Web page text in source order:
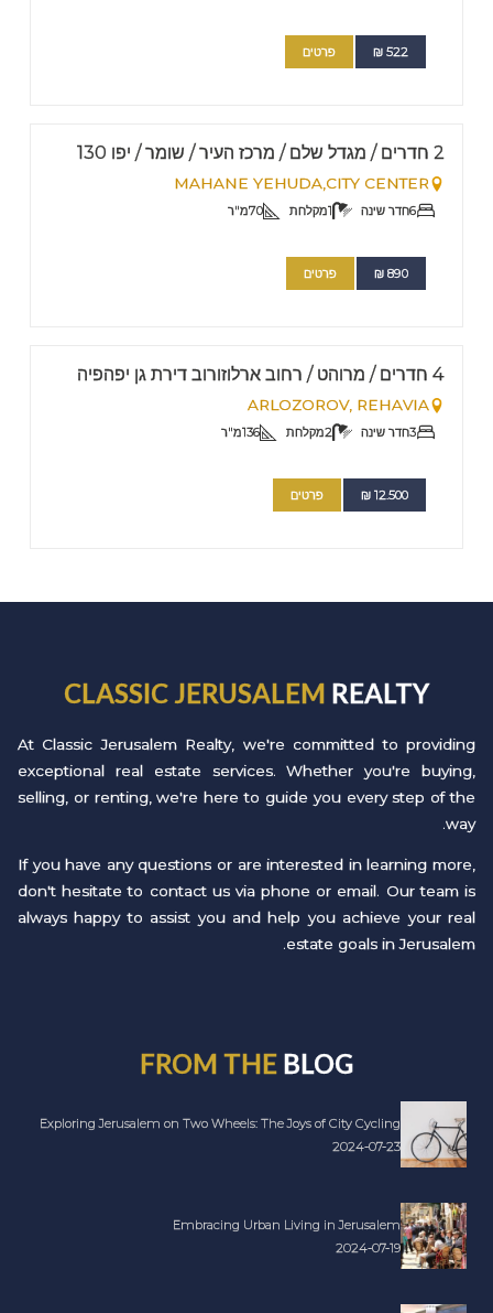
522
₪ פרטים
Nº10
2 חדרים / מגדל שלם / מרכז העיר / שומר / יפו 130
MAHANE YEHUDA,CITY CENTER
6חדר שינה 1מקלחת 70מ"ר
890
₪ פרטים
Nº 7
4 חדרים / מרוהט / רחוב ארלוזורוב דירת גן יפהפיה
ARLOZOROV, REHAVIA
3חדר שינה 2מקלחת 136מ"ר
12.500
₪ פרטים
CLASSIC JERUSALEM REALTY
At Classic Jerusalem Realty, we're committed to providing
exceptional real estate services. Whether you're buying,
selling, or renting, we're here to guide you every step of the
way.
If you have any questions or are interested in learning more,
don't hesitate to contact us via phone or email. Our team is
always happy to assist you and help you achieve your real
estate goals in Jerusalem.
FROM THE BLOG
Exploring Jerusalem on Two Wheels: The Joys of City Cycling
2024-07-23
Embracing Urban Living in Jerusalem
2024-07-19